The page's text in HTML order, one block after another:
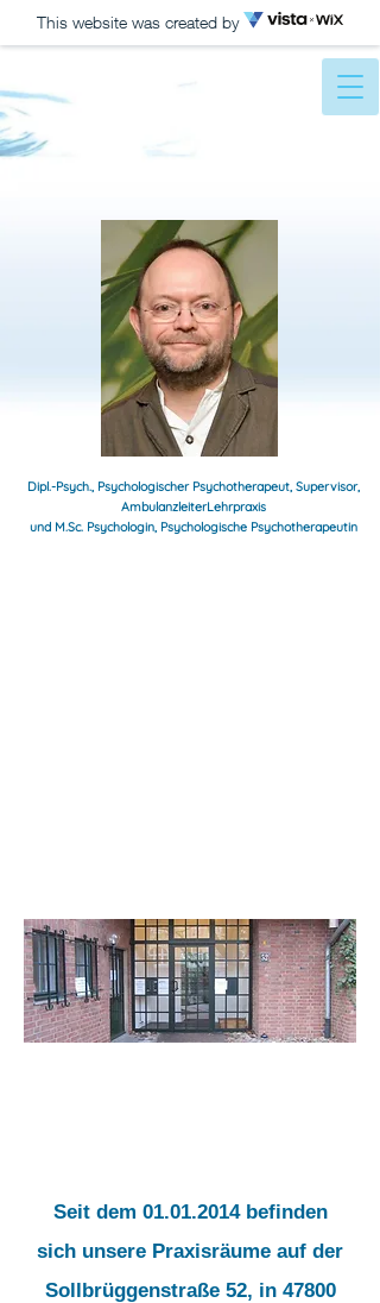
This website was created by
Dipl.-Psych., Psychologischer Psychotherapeut, Supervisor,
AmbulanzleiterLehrpraxis
und M.Sc. Psychologin, Psychologische Psychotherapeutin
Seit dem 01.01.2014befinden
sich unsere Praxisräume auf der
Sollbrüggenstraße 52, in 47800